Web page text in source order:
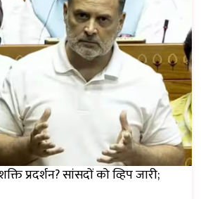
प्रदर्शन? सांसदों को व्हिप जारी;